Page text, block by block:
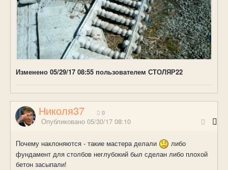
Изменено 05/29/17 08:55 пользователем СТОЛЯР22
Николя37 0
Опубликовано 05/30/17 08:10
Почему наклоняются - такие мастера делали
либо
фундамент для столбов неглубокий был сделан либо плохой
бетон засыпали!